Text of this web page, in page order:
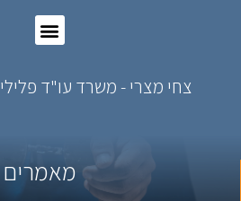
צחי מצרי - משרד עו"ד פלילי
מאמרים